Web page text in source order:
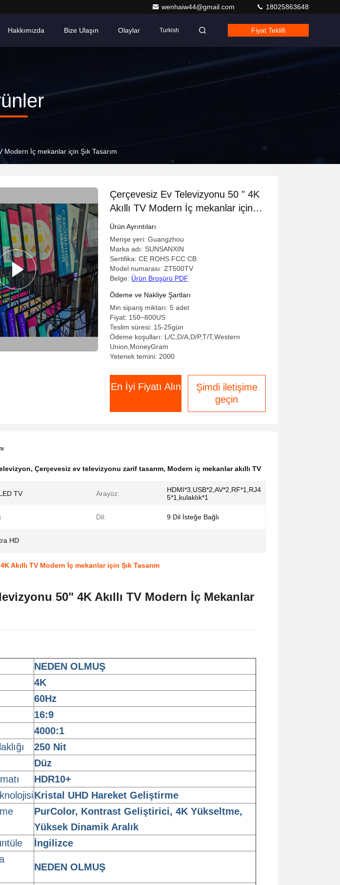
wenhaiw44@gmail.com 18025863648
Hakkımızda Bize Ulaşın Olaylar Turkish Fiyat Teklifi
Modern İç mekanlar için Şık Tasarım
Çerçevesiz Ev Televizyonu 50 " 4K
Akıllı TV Modern İç mekanlar için
Şık Tasarım
Ürün Ayrıntıları
Menşe yeri: Guangzhou
Marka adı: SUNSANXIN
Sertifika: CE ROHS FCC CB
Model numarası: ZT500TV
Belge: Ürün Broşürü PDF
Ödeme ve Nakliye Şartları
Min sipariş miktarı: 5 adet
Fiyat: 150~800US
Teslim süresi: 15-25gün
Ödeme koşulları: L/C,D/A,D/P,T/T,Western
Union,MoneyGram
Yetenek temini: 2000
En İyi Fiyatı Alın
Şimdi iletişime
geçin
, Çerçevesiz ev televizyonu zarif tasarım, Modern iç mekanlar akıllı TV
TV Arayüz:
HDMI*3,USB*2,AV*2,RF*1,RJ4
5*1,kulaklık*1
Dil: 9 Dil İsteğe Bağlı
HD
Akıllı TV Modern İç mekanlar için Şık Tasarım
50" 4K Akıllı TV Modern İç Mekanlar
NEDEN OLMUŞ
4K
60Hz
16:9
4000:1
250 Nit
Düz
HDR10+
Kristal UHD Hareket Geliştirme
PurColor, Kontrast Geliştirici, 4K Yükseltme,
Yüksek Dinamik Aralık
İngilizce
NEDEN OLMUŞ